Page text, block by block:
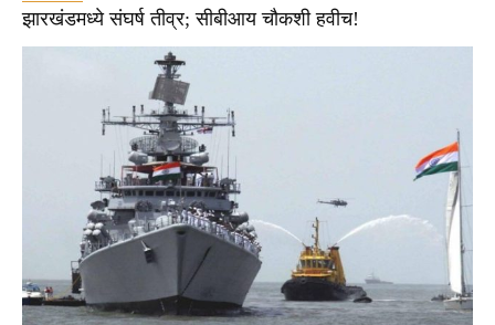
झारखंडमध्ये संघर्ष तीव्र; सीबीआय चौकशी हवीच!